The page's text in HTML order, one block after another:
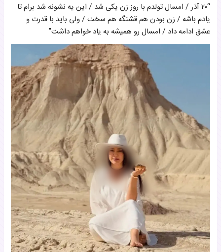
“۲۰ آذر / امسال تولدم با روز زن یکی شد / این یه نشونه شد برام تا
یادم باشه / زن بودن هم قشنگه هم سخت / ولی باید با قدرت و
عشق ادامه داد / امسال رو همیشه به یاد خواهم داشت”